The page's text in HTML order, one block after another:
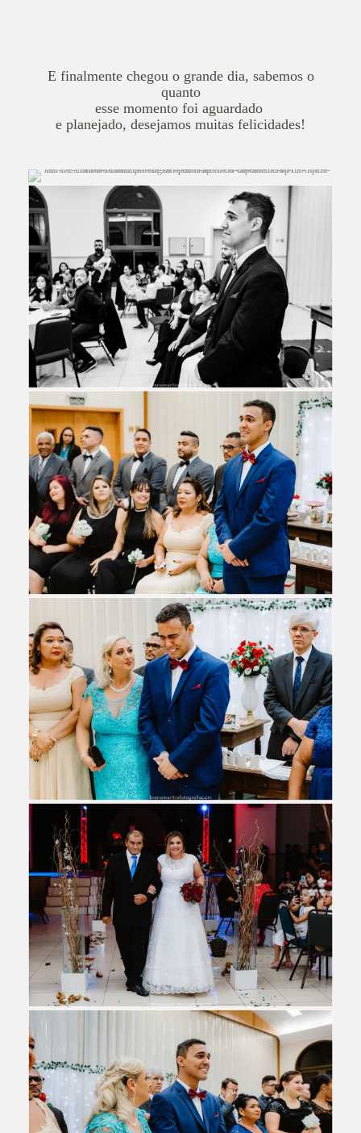
E finalmente chegou o grande dia, sabemos o
quanto
esse momento foi aguardado
e planejado, desejamos muitas felicidades!